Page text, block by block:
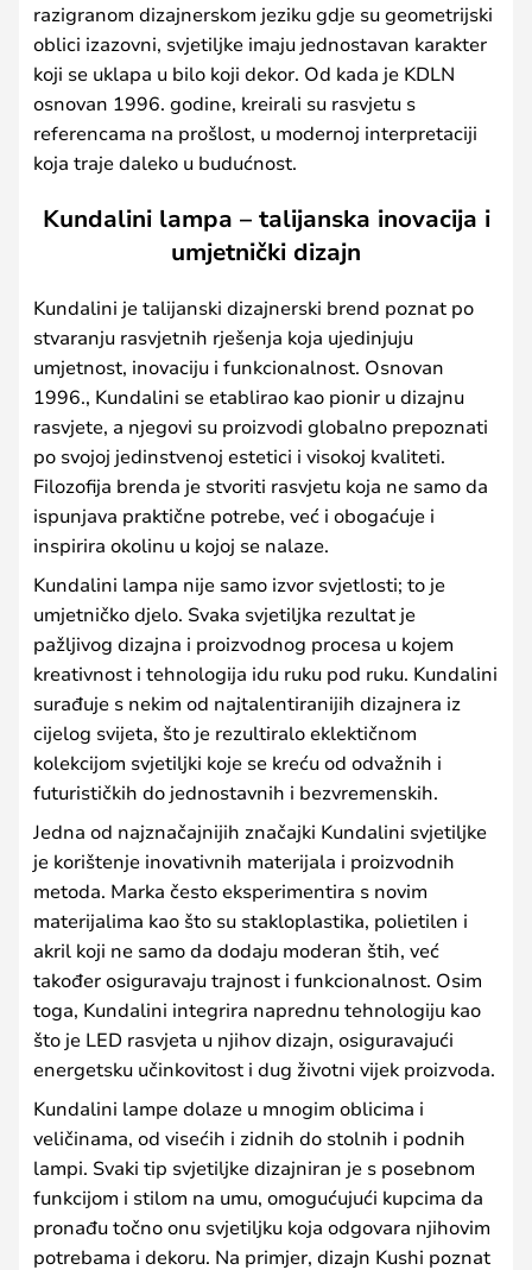
razigranom dizajnerskom jeziku gdje su geometrijski
oblici izazovni, svjetiljke imaju jednostavan karakter
koji se uklapa u bilo koji dekor. Od kada je KDLN
osnovan 1996. godine, kreirali su rasvjetu s
referencama na prošlost, u modernoj interpretaciji
koja traje daleko u budućnost.
Kundalini lampa – talijanska inovacija i
umjetnički dizajn
Kundalini je talijanski dizajnerski brend poznat po
stvaranju rasvjetnih rješenja koja ujedinjuju
umjetnost, inovaciju i funkcionalnost. Osnovan
1996., Kundalini se etablirao kao pionir u dizajnu
rasvjete, a njegovi su proizvodi globalno prepoznati
po svojoj jedinstvenoj estetici i visokoj kvaliteti.
Filozofija brenda je stvoriti rasvjetu koja ne samo da
ispunjava praktične potrebe, već i obogaćuje i
inspirira okolinu u kojoj se nalaze.
Kundalini lampa nije samo izvor svjetlosti; to je
umjetničko djelo. Svaka svjetiljka rezultat je
pažljivog dizajna i proizvodnog procesa u kojem
kreativnost i tehnologija idu ruku pod ruku. Kundalini
surađuje s nekim od najtalentiranijih dizajnera iz
cijelog svijeta, što je rezultiralo eklektičnom
kolekcijom svjetiljki koje se kreću od odvažnih i
futurističkih do jednostavnih i bezvremenskih.
Jedna od najznačajnijih značajki Kundalini svjetiljke
je korištenje inovativnih materijala i proizvodnih
metoda. Marka često eksperimentira s novim
materijalima kao što su stakloplastika, polietilen i
akril koji ne samo da dodaju moderan štih, već
također osiguravaju trajnost i funkcionalnost. Osim
toga, Kundalini integrira naprednu tehnologiju kao
što je LED rasvjeta u njihov dizajn, osiguravajući
energetsku učinkovitost i dug životni vijek proizvoda.
Kundalini lampe dolaze u mnogim oblicima i
veličinama, od visećih i zidnih do stolnih i podnih
lampi. Svaki tip svjetiljke dizajniran je s posebnom
funkcijom i stilom na umu, omogućujući kupcima da
pronađu točno onu svjetiljku koja odgovara njihovim
potrebama i dekoru. Na primjer, dizajn Kushi poznat